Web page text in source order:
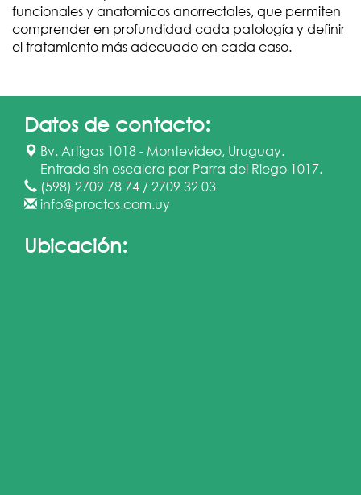
funcionales y anatomicos anorrectales, que permiten
comprender en profundidad cada patología y definir
el tratamiento más adecuado en cada caso.
Datos de contacto:
Bv. Artigas 1018 - Montevideo, Uruguay.
Entrada sin escalera por Parra del Riego 1017.
(598) 2709 78 74 / 2709 32 03
info@proctos.com.uy
Ubicación: